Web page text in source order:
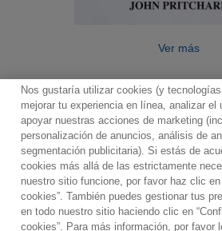
Ver más
Contacto Boletin informativo
Política de Privacidad
Mapa web
Ajustes de
Nos gustaría utilizar cookies (y
mejorar tu experiencia en línea, analizar el
apoyar nuestras acciones de marketing
personalización de anuncios, análisis de
segmentación publicitaria). Si estás de
cookies más allá de las estrictamente
nuestro sitio funcione, por favor haz clic
cookies”. También puedes gestionar tus
en todo nuestro sitio haciendo clic en
cookies”. Para más información, por favor